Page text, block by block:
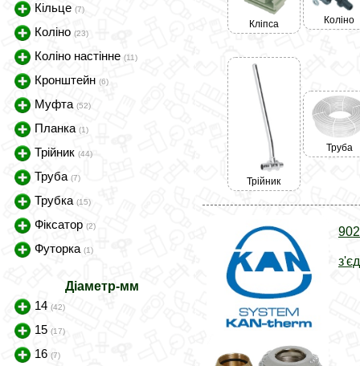
Кільце (7)
Коліно (23)
Коліно настінне (11)
Кронштейн (6)
Муфта (52)
Планка (1)
Трійник (44)
Труба (7)
Трубка (15)
Фіксатор (2)
Футорка (1)
Діаметр-мм
14 (42)
15 (17)
16 (7)
Кліпса Коліно
Трійник
Труба